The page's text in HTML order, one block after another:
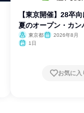
【東京開催】28卒
夏のオープン・カン
東京都
2026年8月
1日
お気に入